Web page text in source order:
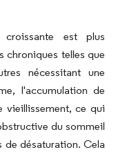
est plus
chroniques telles que
nécessitant une
l'accumulation de
vieillissement, ce qui
du sommeil
de désaturation. Cela